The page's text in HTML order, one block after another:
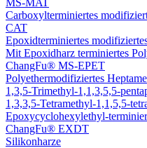
MS-MAT
Carboxylterminiertes
CAT
Epoxidterminiertes
Mit Epoxidharz terminiertes
ChangFu® MS-EPET
Polyethermodifiziertes
1,3,5-Trimethyl-1,1,3,5,5-
1,3,3,5-Tetramethyl-1,1,5,5-
Epoxycyclohexylethyl-
ChangFu® EXDT
Silikonharze